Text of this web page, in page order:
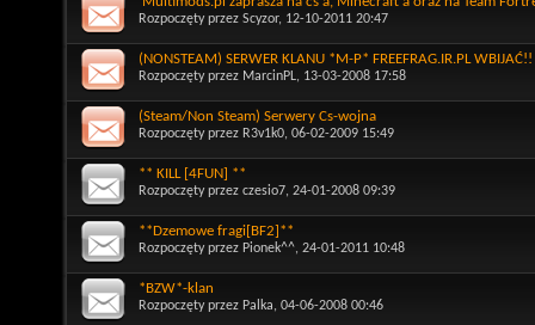
Rozpoczęty przez Scyzor, 12-10-2011 20:47
(NONSTEAM) SERWER KLANU *M-P* FREEFRAG.IR.PL WBIJAĆ!!
Rozpoczęty przez MarcinPL, 13-03-2008 17:58
(Steam/Non Steam) Serwery Cs-wojna
Rozpoczęty przez R3v1k0, 06-02-2009 15:49
** KILL [4FUN] **
Rozpoczęty przez czesio7, 24-01-2008 09:39
**Dzemowe fragi[BF2]**
Rozpoczęty przez Pionek^^, 24-01-2011 10:48
*BZW*-klan
Rozpoczęty przez Palka, 04-06-2008 00:46